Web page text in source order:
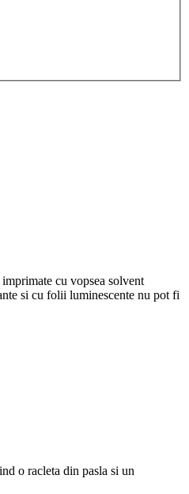
cu vopsea solvent
si cu folii luminescente nu pot fi
o racleta din pasla si un